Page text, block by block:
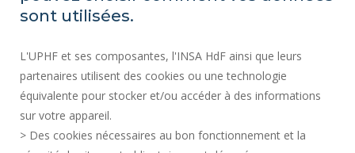
REGULATORY ACTS
PUBLIC PROCUREMENT
CREDITS
PRESS AREA
LEGAL INFORMATION
sont utilisées.
L'UPHF et ses composantes, l'INSA HdF ainsi que leurs
partenaires utilisent des cookies ou une technologie
équivalente pour stocker et/ou accéder à des informations
sur votre appareil.
> Des cookies nécessaires au bon fonctionnement et la